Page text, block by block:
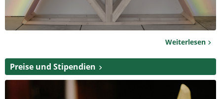
Weiterlesen
Preise und Stipendien